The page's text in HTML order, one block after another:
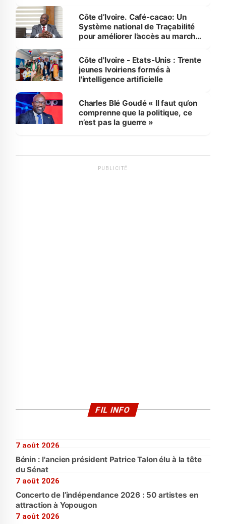
Côte d’Ivoire. Café-cacao: Un
Système national de Traçabilité
pour améliorer l’accès au marché
Côte d'Ivoire - Etats-Unis : Trente
jeunes Ivoiriens formés à
l'intelligence artificielle
Charles Blé Goudé « Il faut qu’on
comprenne que la politique, ce
n’est pas la guerre »
PUBLICITÉ
FIL INFO
7 août 2026
Bénin : l'ancien président Patrice Talon élu à la tête
du Sénat
7 août 2026
Concerto de l’indépendance 2026 : 50 artistes en
attraction à Yopougon
7 août 2026